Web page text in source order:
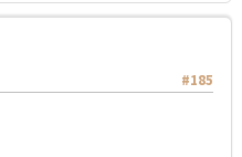
#185